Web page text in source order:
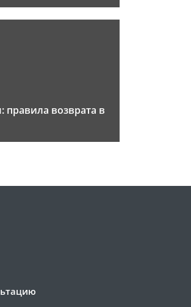
правила возврата в